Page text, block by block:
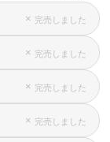
× 完売しました
× 完売しました
× 完売しました
× 完売しました